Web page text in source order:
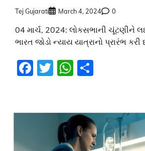
Tej Gujarati March 4, 2024 0
04 માર્ચ, 2024: લોકસભાની ચૂંટણીને
ભારત જોડો ન્યાય યાત્રાનો પ્રારંભ કરી
Facebook
TwitterWhatsApp